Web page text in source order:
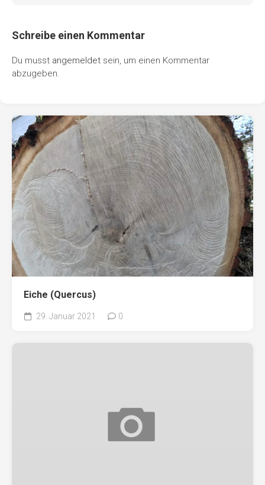
Schreibe einen Kommentar
Du musst angemeldet sein, um einen Kommentar
abzugeben.
Eiche (Quercus)
29. Januar 2021 0